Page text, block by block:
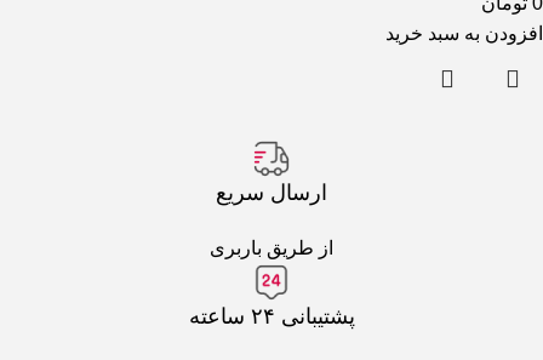
افزودن به سبد خرید
ارسال سریع
از طریق باربری
پشتیبانی ۲۴ ساعته